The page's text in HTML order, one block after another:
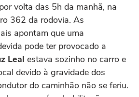
volta das 5h da manhã, na
362 da rodovia. As
apontam que uma
pode ter provocado a
Leal estava sozinho no carro e
devido à gravidade dos
do caminhão não se feriu.